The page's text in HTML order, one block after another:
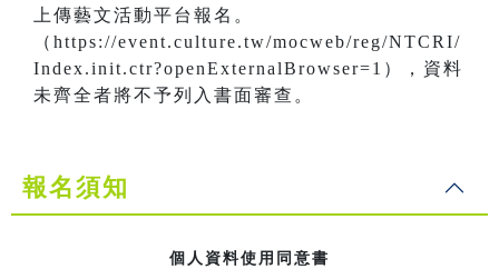
上傳藝文活動平台報名。
（https://event.culture.tw/mocweb/reg/NTCRI/
Index.init.ctr?openExternalBrowser=1），資料
未齊全者將不予列入書面審查。
報名須知
個人資料使用同意書